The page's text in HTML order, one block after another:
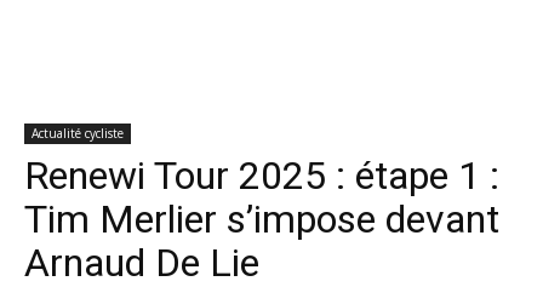
Actualité cycliste
Renewi Tour 2025 : étape 1 :
Tim Merlier s’impose devant
Arnaud De Lie